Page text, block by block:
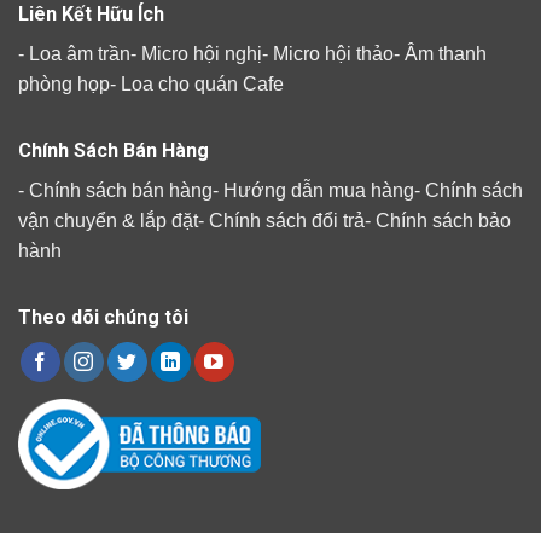
Liên Kết Hữu Ích
- Loa âm trần- Micro hội nghị- Micro hội thảo- Âm thanh
phòng họp- Loa cho quán Cafe
Chính Sách Bán Hàng
- Chính sách bán hàng- Hướng dẫn mua hàng- Chính sách
vận chuyển & lắp đặt- Chính sách đổi trả- Chính sách bảo
hành
Theo dõi chúng tôi